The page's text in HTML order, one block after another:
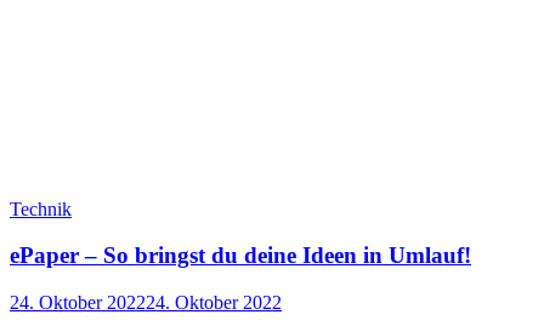
Technik
ePaper – So bringst du deine Ideen in Umlauf!
24. Oktober 202224. Oktober 2022